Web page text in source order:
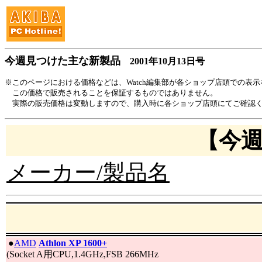
今週見つけた主な新製品 2001年10月13日号
※このページにおける価格などは、Watch編集部が各ショップ店頭での表
この価格で販売されることを保証するものではありません。
実際の販売価格は変動しますので、購入時に各ショップ店頭にてご確認
【今
メーカー/製品名
●AMD Athlon XP 1600+
(Socket A用CPU,1.4GHz,FSB 266MHz